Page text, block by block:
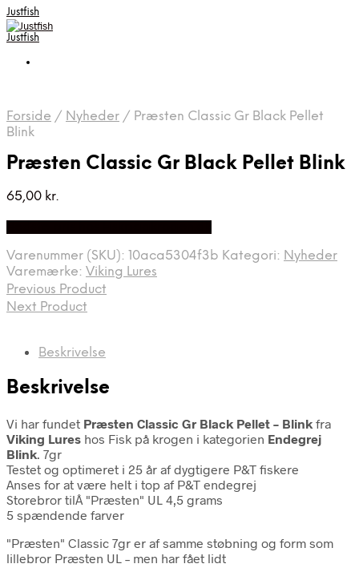
Justfish
Justfish
Forside / Nyheder / Præsten Classic Gr Black Pellet
Blink
Præsten Classic Gr Black Pellet Blink
65,00 kr.
Varenummer (SKU): 10aca5304f3b Kategori: Nyheder
Varemærke: Viking Lures
Previous Product
Next Product
Beskrivelse
Beskrivelse
Vi har fundet Præsten Classic Gr Black Pellet – Blink fra
Viking Lures hos Fisk på krogen i kategorien Endegrej
Blink. 7gr
Testet og optimeret i 25 år af dygtigere P&T fiskere
Anses for at være helt i top af P&T endegrej
Storebror tilÂ "Præsten" UL 4,5 grams
5 spændende farver
"Præsten" Classic 7gr er af samme støbning og form som
lillebror Præsten UL – men har fået lidt